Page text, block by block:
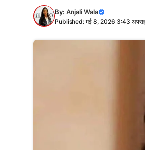
By: Anjali Wala
Published: मई 8, 2026 3:43